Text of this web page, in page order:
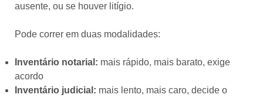
ausente, ou se houver litígio.
Pode correr em duas modalidades:
Inventário notarial: mais rápido, mais barato, exige
acordo
Inventário judicial: mais lento, mais caro, decide o